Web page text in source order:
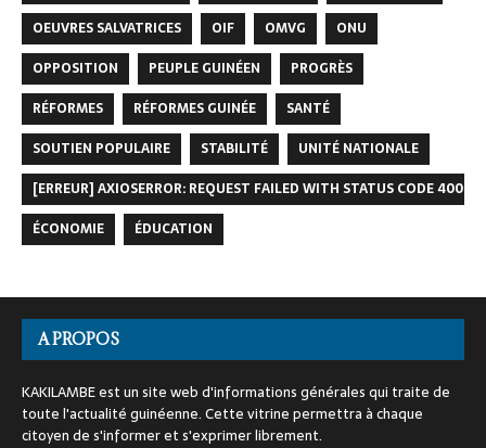
OEUVRES SALVATRICES
OIF OMVG
ONU
OPPOSITION
PEUPLE GUINÉEN
PROGRÈS
RÉFORMES
RÉFORMES GUINÉE
SANTÉ
SOUTIEN POPULAIRE
STABILITÉ
UNITÉ NATIONALE
[ERREUR] AXIOSERROR: REQUEST FAILED WITH STATUS CODE 400
ÉCONOMIE
ÉDUCATION
A PROPOS
KAKILAMBE est un site web d'informations générales qui traite de
toute l'actualité guinéenne. Cette vitrine permettra à chaque
citoyen de s'informer et s'exprimer librement.